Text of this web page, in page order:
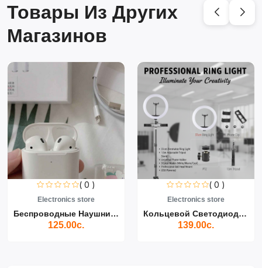
Товары Из Других
Магазинов
( 0 )
Electronics store
Беспроводные Наушники Air...
125.00с.
( 0 )
Electronics store
Кольцевой Светодиодный Св...
139.00с.